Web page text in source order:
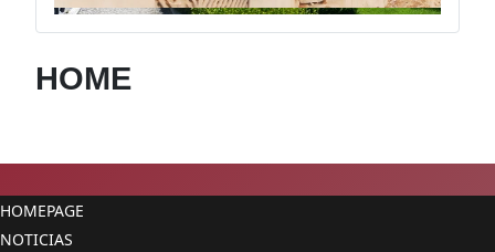
HOME
HOMEPAGE
NOTICIAS